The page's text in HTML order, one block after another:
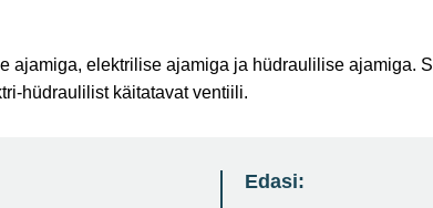
ajamiga, elektrilise ajamiga ja hüdraulilise ajamiga.
hüdraulilist käitatavat ventiili.
Edasi: